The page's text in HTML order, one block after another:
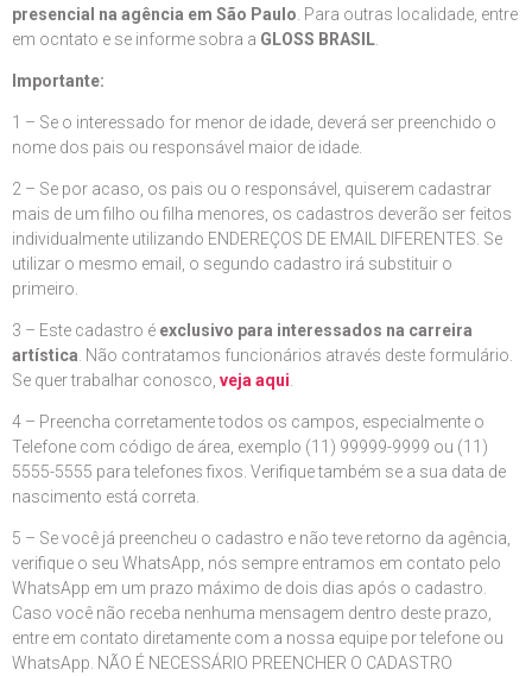
presencial na agência em São Paulo . Para outras localidade, entre
em ocntato e se informe sobra a GLOSS BRASIL
Importante:
1 – Se o interessado for menor de idade, deverá ser preenchido o
nome dos pais ou responsável maior de idade.
2 – Se por acaso, os pais ou o responsável, quiserem cadastrar
mais de um filho ou filha menores, os cadastros deverão ser feitos
individualmente utilizando ENDEREÇOS DE EMAIL DIFERENTES. Se
utilizar o mesmo email, o segundo cadastro irá substituir o
primeiro.
3 – Este cadastro é exclusivo para interessados na carreira
artística . Não contratamos funcionários através deste formulário.
Se quer trabalhar conosco, veja aqui
4 – Preencha corretamente todos os campos, especialmente o
Telefone com código de área, exemplo (11) 99999-9999 ou (11)
5555-5555 para telefones fixos. Verifique também se a sua data de
nascimento está correta.
5 – Se você já preencheu o cadastro e não teve retorno da agência,
verifique o seu WhatsApp, nós sempre entramos em contato pelo
WhatsApp em um prazo máximo de dois dias após o cadastro.
Caso você não receba nenhuma mensagem dentro deste prazo,
entre em contato diretamente com a nossa equipe por telefone ou
WhatsApp. NÃO É NECESSÁRIO PREENCHER O CADASTRO